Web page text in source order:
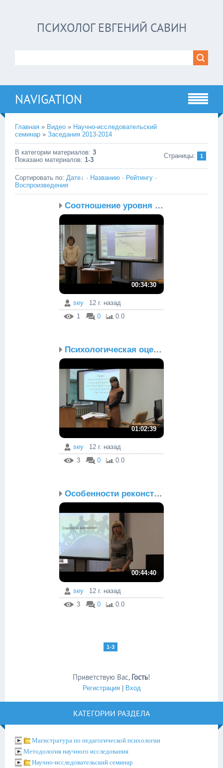
ПСИХОЛОГ ЕВГЕНИЙ САВИН
NAVIGATION
Главная » Видео » Научно-исследовательский
семинар » Заседания 2013-2014
В категории материалов: 3
Показано материалов: 1-3
Страницы: 1
Сортировать по: Дате↓ · Названию · Рейтингу ·
Воспроизведения
Соотношение уровня инте...
00:34:30
sey
12 г. назад
1
0 0.0
Психологическая оценка ...
01:02:39
sey
12 г. назад
3
0 0.0
Особенности реконструкц...
00:44:40
sey
12 г. назад
3
0 0.0
1-3
Приветствую Вас, Гость!
Регистрация| Вход
КАТЕГОРИИ РАЗДЕЛА
Магистратура по педагогической психологии
Методология научного исследования
Научно-исследовательский семинар